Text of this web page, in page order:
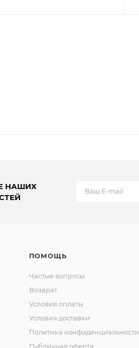
НАШИХ
ПОМОЩЬ
Частые вопросы
Возврат
Условия оплаты
Условия доставки
Политика конфиденциальности
Публичная оферта